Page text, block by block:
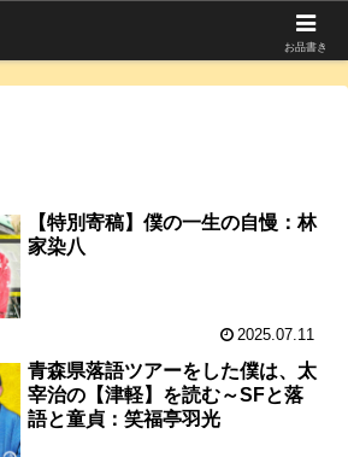
【特別寄稿】僕の一生の自慢：林
家染八
2025.07.11
青森県落語ツアーをした僕は、太
宰治の【津軽】を読む～SFと落
語と童貞：笑福亭羽光
お品書き